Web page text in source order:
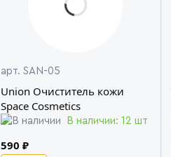
арт. SAN-05
Union Очиститель кожи
Space Cosmetics
В наличии: 12 шт
590 ₽